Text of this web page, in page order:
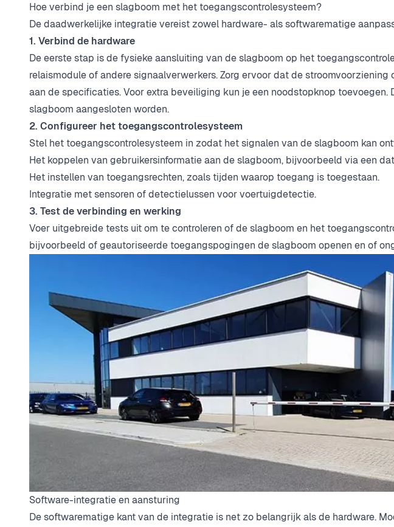
Hoe verbind je een slagboom met het toegangscontrolesysteem?
De daadwerkelijke integratie vereist zowel hardware- als softwarematige
1. Verbind de hardware
De eerste stap is de fysieke aansluiting van de slagboom op het
relaismodule of andere signaalverwerkers. Zorg ervoor dat de
aan de specificaties. Voor extra beveiliging kun je een noodstopknop
slagboom aangesloten worden.
2. Configureer het toegangscontrolesysteem
Stel het toegangscontrolesysteem in zodat het signalen van de slagboom kan
Het koppelen van gebruikersinformatie aan de slagboom, bijvoorbeeld via een
Het instellen van toegangsrechten, zoals tijden waarop toegang is toegestaan.
Integratie met sensoren of detectielussen voor voertuigdetectie.
3. Test de verbinding en werking
Voer uitgebreide tests uit om te controleren of de slagboom en het
bijvoorbeeld of geautoriseerde toegangspogingen de slagboom openen en of
Software-integratie en aansturing
De softwarematige kant van de integratie is net zo belangrijk als de hardware.